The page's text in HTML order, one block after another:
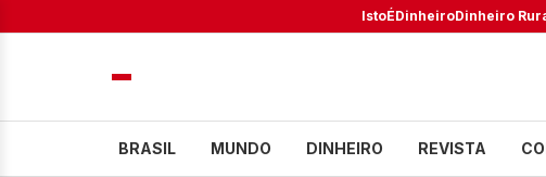
IstoÉDinheiroDinheiro
BRASIL MUNDO DINHEIRO REVISTA